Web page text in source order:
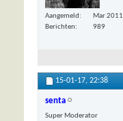
Aangemeld
Mar 2011
Berichten
989
15-01-17, 22:38
senta
Super Moderator